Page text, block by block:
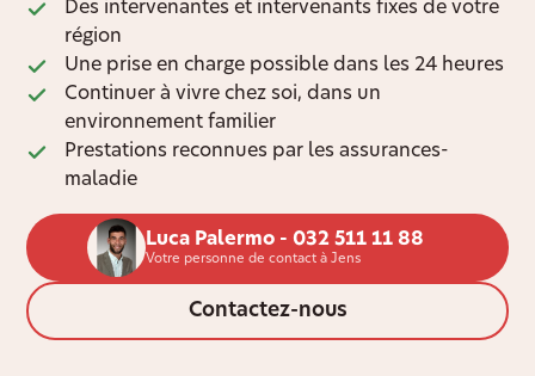
Des intervenantes et intervenants fixes de votre
région
Une prise en charge possible dans les 24 heures
Continuer à vivre chez soi, dans un
environnement familier
Prestations reconnues par les assurances-
maladie
Luca Palermo - 032 511 11 88
Votre personne de contact à Jens
Contactez-nous